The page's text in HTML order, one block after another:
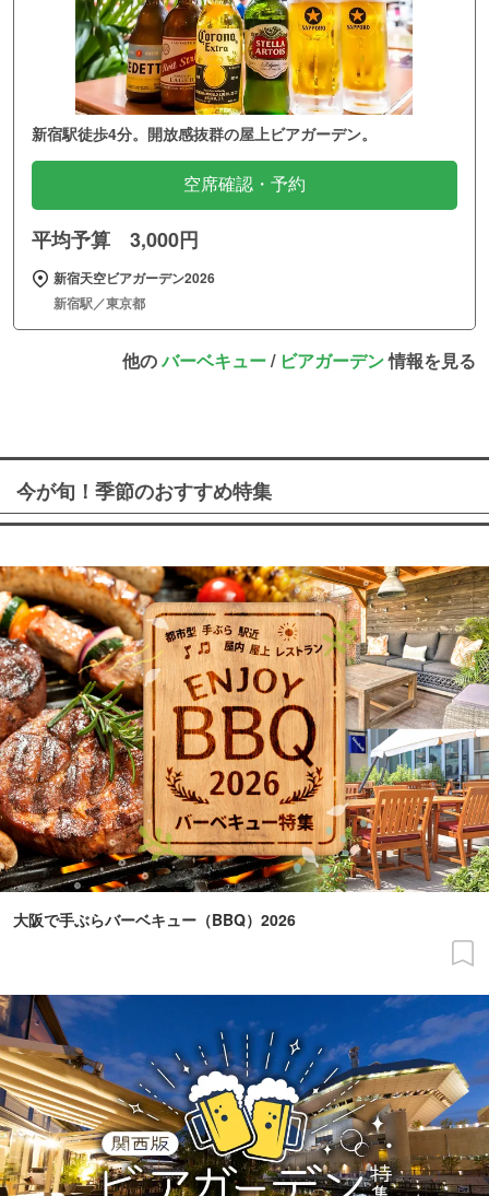
新宿駅徒歩4分。開放感抜群の屋上ビアガーデン。
空席確認・予約
平均予算 3,000円
新宿天空ビアガーデン2026
新宿駅／東京都
他のバーベキュー/ ビアガーデン情報を見る
今が旬！季節のおすすめ特集
大阪で手ぶらバーベキュー（BBQ）2026